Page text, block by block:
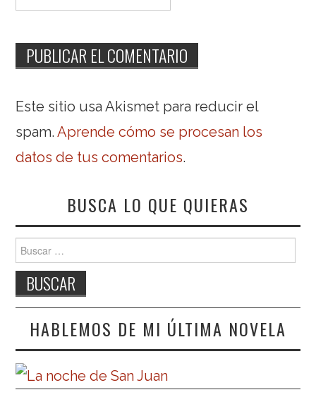
Este sitio usa Akismet para reducir el
spam.Aprende cómo se procesan los
datos de tus comentarios.
BUSCA LO QUE QUIERAS
Buscar:
HABLEMOS DE MI ÚLTIMA NOVELA